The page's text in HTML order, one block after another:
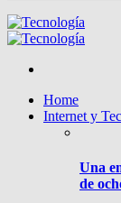
Home
Internet y
Una
de